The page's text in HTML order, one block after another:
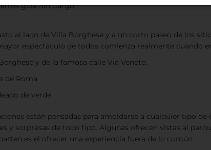
guía Sin Cargo.
al lado de Villa Borghese y a un corto paseo de los
espectáculo de todos comienza realmente cuando
y de la famosa calle Via Veneto.
de Roma
de verde
están pensadas para amoldarse a cualquier tipo
y sorpresas de todo tipo. Algunas ofrecen vistas al
es el ofrecer una experiencia fuera de lo común.